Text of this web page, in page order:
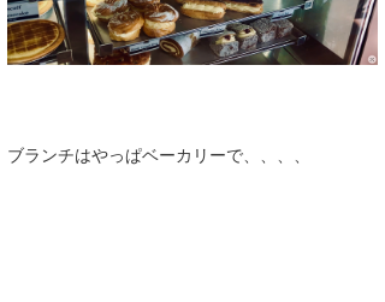
ブランチはやっぱベーカリーで、、、、